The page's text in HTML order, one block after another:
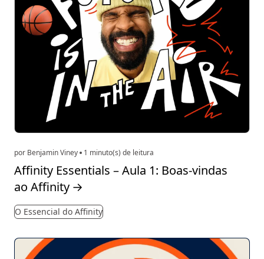
por Benjamin Viney 1 minuto(s) de leitura
Affinity Essentials – Aula 1: Boas-vindas
ao Affinity →
O Essencial do Affinity